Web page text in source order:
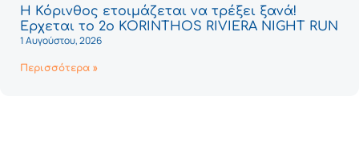
Η Κόρινθος ετοιμάζεται να τρέξει ξανά!
Έρχεται το 2ο KORINTHOS RIVIERA NIGHT RUN
1 Αυγούστου, 2026
Περισσότερα »